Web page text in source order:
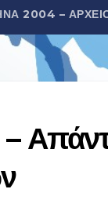
2004 –
–